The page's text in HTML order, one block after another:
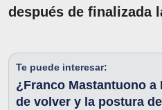
después de finalizada
Te puede interesar:
¿Franco Mastantuono a
de volver y la postura